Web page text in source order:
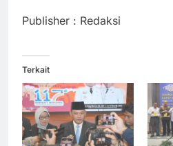
Publisher : Redaksi
Terkait